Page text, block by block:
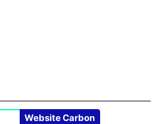
Website Carbon